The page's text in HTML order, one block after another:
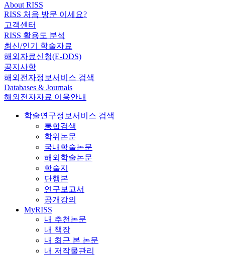
About RISS
RISS 처음 방문 이세요?
고객센터
RISS 활용도 분석
최신/인기 학술자료
해외자료신청(E-DDS)
공지사항
해외전자정보서비스 검색
Databases & Journals
해외전자자료 이용안내
학술연구정보서비스 검색
통합검색
학위논문
국내학술논문
해외학술논문
학술지
단행본
연구보고서
공개강의
MyRISS
내 추천논문
내 책장
내 최근 본 논문
내 저작물관리